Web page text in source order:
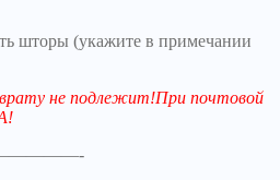
шторы (укажите в примечании
не подлежит!При почтовой